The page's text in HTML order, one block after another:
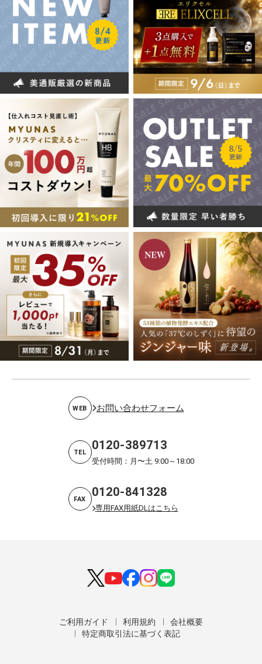
WEB お問い合わせフォーム
TEL 0120-389713
受付時間：月〜土 9:00～18:00
FAX 0120-841328
専用FAX用紙DLはこちら
ご利用ガイド 利用規約
会社概要
特定商取引法に基づく表記